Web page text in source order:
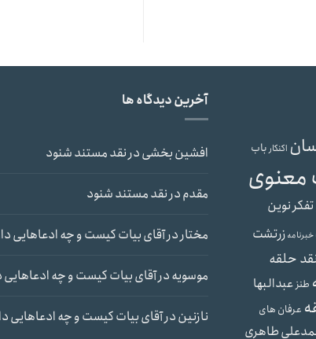
اکنکارباب
تفکر نوین
خبرنامهزرتشت
حلقه
طنزعبدالبها
عرفان های
طاهری
آخرین دیدگاه ها
افشین بخشیدرنقد مستند شنود
مقدمدرنقد مستند شنود
مختاردرآقای بیات کیست و چه ادعاهایی
موسویهدرآقای بیات کیست و چه ادعاهایی
نازنیندرآقای بیات کیست و چه ادعاهایی